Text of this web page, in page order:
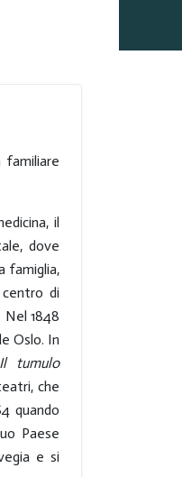
familiare
il
dove
famiglia,
di
Nel 1848
Oslo. In
Il tumulo
che
quando
Paese
e si